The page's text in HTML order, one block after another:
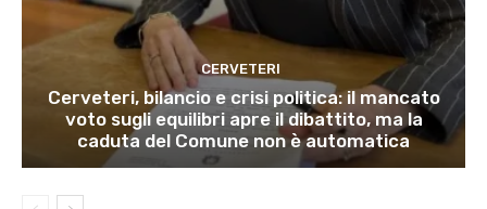
CERVETERI
Cerveteri, bilancio e crisi politica: il mancato
voto sugli equilibri apre il dibattito, ma la
caduta del Comune non è automatica